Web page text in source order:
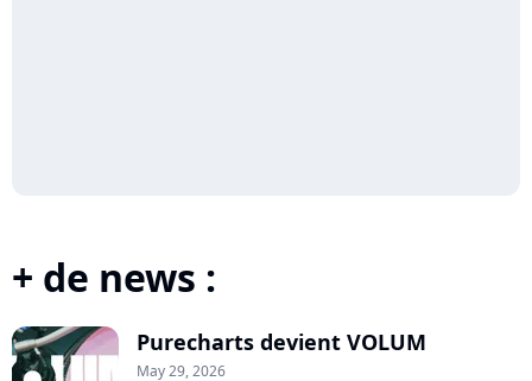
+ de news :
Purecharts devient VOLUM
May 29, 2026